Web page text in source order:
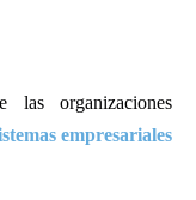
las organizaciones
empresariales